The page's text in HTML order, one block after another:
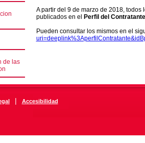
de las
A partir del 9 de marzo de 2018,
publicados en el
Perfil del
Pueden consultar los mismos en el
| Accesibilidad